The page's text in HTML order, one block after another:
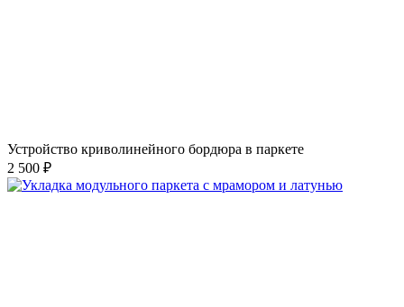
Устройство криволинейного бордюра в паркете
2 500 ₽